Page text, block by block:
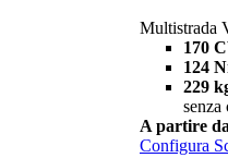
Multistrada
170
124
229
senza
A partire
Configura